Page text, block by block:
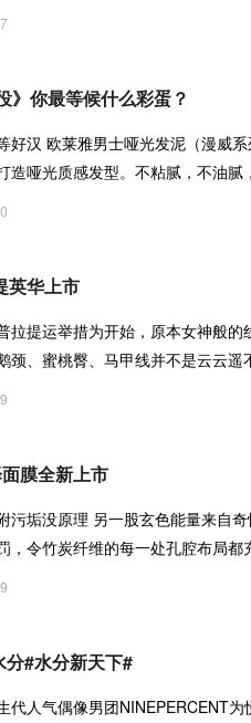
》你最等候什么彩蛋？
好汉 欧莱雅男士哑光发泥（漫威
造哑光质感发型。不粘腻，不油
英华上市
拉提运举措为开始，原本女神般
颈、蜜桃臀、马甲线并不是云云遥
膜全新上市
污垢没原理 另一股玄色能量来自
，令竹炭纤维的每一处孔腔布局都
#水分新天下#
代人气偶像男团NINEPERCENT